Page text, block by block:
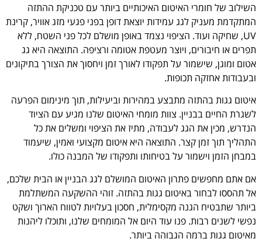
השילוב של חומרי האיטום האיכותיים ביותר עם טכניקת ההתזה
המתקדמת מעניק לגג עמידות יוצאת דופן בפני פגעי מזג אוויר, קרינת
UV, שחיקה ועוד. הציפוי נצמד באופן מושלם לכל פני השטח, ללא
תפרים או חיבורים, ויוצר מעטפת אטומה ורציפה. התוצאה היא גג
אטום ומוגן, שישמור על תפקודו לאורך זמן ויחסוך את הצורך בתיקונים
ובעבודות אחזקה תכופות.
איטום גגות בהתזה מתבצע במהירות וביעילות, תוך מינימום הפרעה
לשגרת החיים בבניין. צוות מומחי האיטום שלנו מגיע עם הציוד
הנדרש, מכין את הגג לעבודה, מתיז את הציפוי ומשלים את כל
התהליך תוך זמן קצר. התוצאה היא איטום מקצועי ואמין, שיעמוד
במבחן הזמן וישמור על בטיחותו ותפקודו של המבנה כולו.
אם אתם מחפשים פתרון האיטום המושלם לגג הבניין או הבית שלכם,
אל תהססו לבחור באיטום גגות בהתזה. זוהי ההשקעה המשתלמת
ביותר שתבטיח הגנה מקסימלית, חסכון בעלויות לטווח הארוך ושקט
נפשי לשנים רבות. פנו עוד היום אל המומחים שלנו, ותוכלו ליהנות
מאיטום גגות ברמה הגבוהה ביותר.